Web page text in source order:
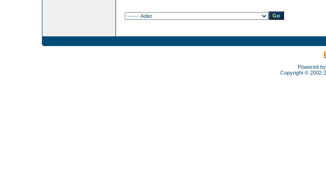
Powered by
Copyright © 2002-